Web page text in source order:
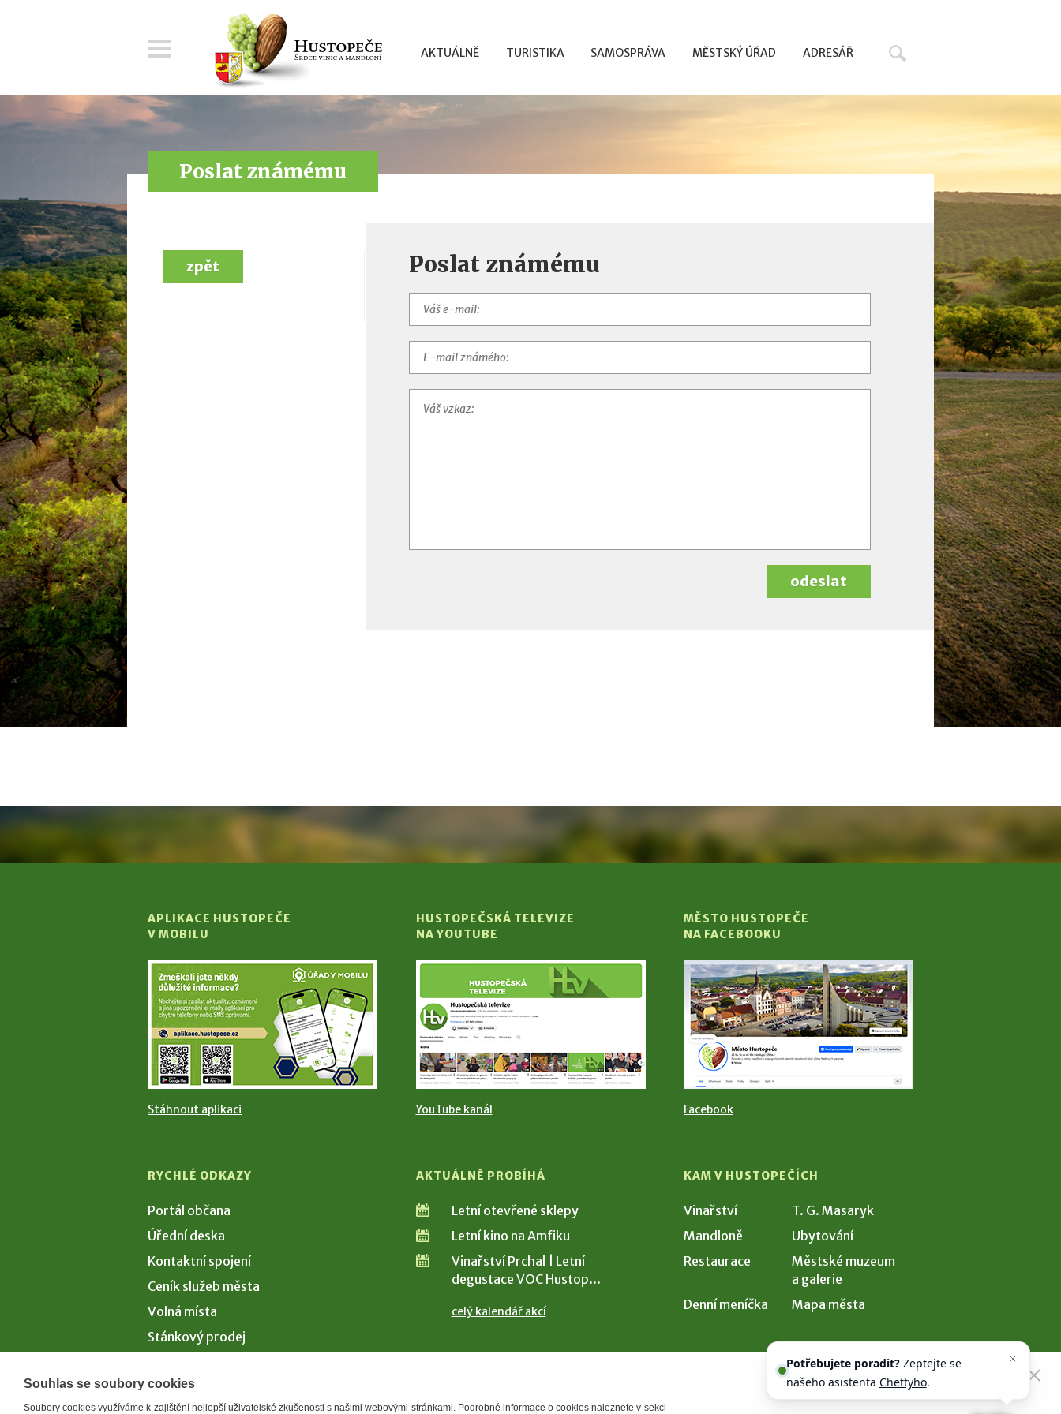
AKTUÁLNĚ TURISTIKA SAMOSPRÁVA MĚSTSKÝ ÚŘAD ADRESÁŘ
Poslat známému
Poslat známému
odeslat
zpět
APLIKACE HUSTOPEČE
V MOBILU
Stáhnout aplikaci
HUSTOPEČSKÁ TELEVIZE
NA YOUTUBE
YouTube kanál
MĚSTO HUSTOPEČE
NA FACEBOOKU
Facebook
RYCHLÉ ODKAZY
Portál občana
Úřední deska
Kontaktní spojení
Ceník služeb města
Volná místa
Stánkový prodej
AKTUÁLNĚ PROBÍHÁ
Letní otevřené sklepy
Letní kino na Amfiku
Vinařství Prchal | Letní
degustace VOC Hustop...
celý kalendář akcí
KAM V HUSTOPEČÍCH
Vinařství
T. G. Masaryk
Mandloně
Ubytování
Restaurace
Městské muzeum
a galerie
Denní meníčka
Mapa města
Souhlas se soubory cookies
Soubory cookies využíváme k zajištění nejlepší uživatelské zkušenosti s našimi webovými stránkami. Podrobné informace o cookies naleznete v sekci
Potřebujete poradit?Zeptejte se
našeho asistenta Chettyho.